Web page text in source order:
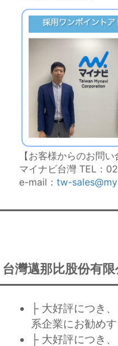
【お客様からのお問い
マイナビ台灣 TEL：
e-mail： tw-
台灣邁那比股份有限
├ 大好評につき
系企業にお勧め
├ 大好評につき